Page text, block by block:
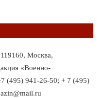
Москва,
«Военно-
(495) 941-26-50; + 7 (495)